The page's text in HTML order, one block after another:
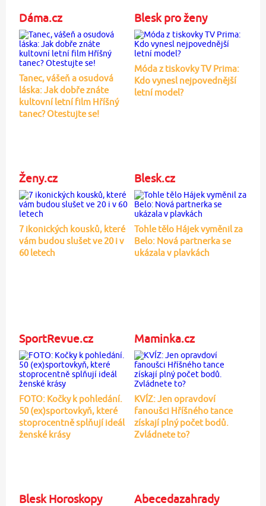
Dáma.cz
Tanec, vášeň a osudová
láska: Jak dobře znáte
kultovní letní film Hříšný
tanec? Otestujte se!
Blesk pro ženy
Móda z tiskovky TV Prima:
Kdo vynesl nejpovednější
letní model?
Ženy.cz
7 ikonických kousků, které
vám budou slušet ve 20 i v
60 letech
Blesk.cz
Tohle tělo Hájek vyměnil za
Belo: Nová partnerka se
ukázala v plavkách
SportRevue.cz
FOTO: Kočky k pohledání.
50 (ex)sportovkyň, které
stoprocentně splňují ideál
ženské krásy
Maminka.cz
KVÍZ: Jen opravdoví
fanoušci Hříšného tance
získají plný počet bodů.
Zvládnete to?
Blesk Horoskopy Abecedazahrady